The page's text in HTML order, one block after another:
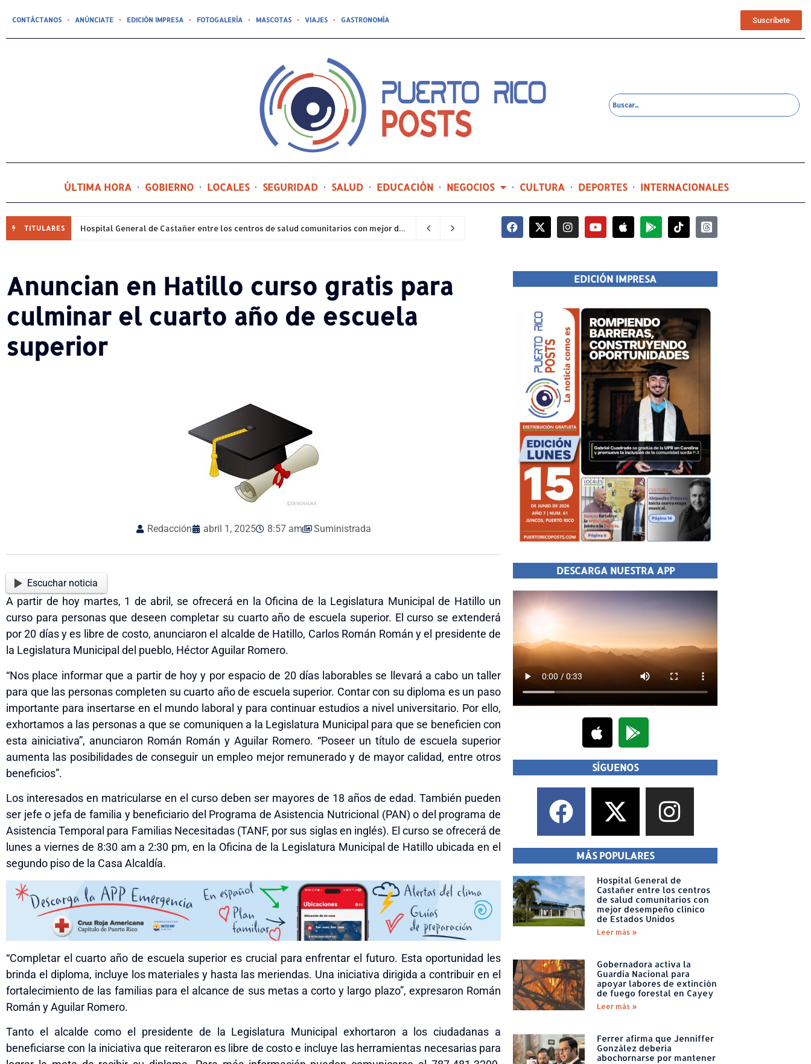
CONTÁCTANOS ANÚNCIATE EDICIÓN IMPRESA FOTOGALERÍA MASCOTAS VIAJES GASTRONOMÍA Suscríbete
ÚLTIMA HORA GOBIERNO LOCALES SEGURIDAD SALUD EDUCACIÓN NEGOCIOS CULTURA DEPORTES INTERNACIONALES
TITULARES Hospital General de Castañer entre los centros de salud comunitarios con mejor desempeño clínico de Estados Unidos 2 días ago
Anuncian en Hatillo curso gratis para
culminar el cuarto año de escuela
superior
Redacción abril 1, 2025 8:57 am Suministrada
Escuchar noticia
A partir de hoy martes, 1 de abril, se ofrecerá en la Oficina de la Legislatura Municipal de Hatillo un
curso para personas que deseen completar su cuarto año de escuela superior. El curso se extenderá
por 20 días y es libre de costo, anunciaron el alcalde de Hatillo, Carlos Román Román y el presidente de
la Legislatura Municipal del pueblo, Héctor Aguilar Romero.
“Nos place informar que a partir de hoy y por espacio de 20 días laborables se llevará a cabo un taller
para que las personas completen su cuarto año de escuela superior. Contar con su diploma es un paso
importante para insertarse en el mundo laboral y para continuar estudios a nivel universitario. Por ello,
exhortamos a las personas a que se comuniquen a la Legislatura Municipal para que se beneficien con
esta ainiciativa”, anunciaron Román Román y Aguilar Romero. “Poseer un título de escuela superior
aumenta las posibilidades de conseguir un empleo mejor remunerado y de mayor calidad, entre otros
beneficios”.
Los interesados en matricularse en el curso deben ser mayores de 18 años de edad. También pueden
ser jefe o jefa de familia y beneficiario del Programa de Asistencia Nutricional (PAN) o del programa de
Asistencia Temporal para Familias Necesitadas (TANF, por sus siglas en inglés). El curso se ofrecerá de
lunes a viernes de 8:30 am a 2:30 pm, en la Oficina de la Legislatura Municipal de Hatillo ubicada en el
segundo piso de la Casa Alcaldía.
“Completar el cuarto año de escuela superior es crucial para enfrentar el futuro. Esta oportunidad les
brinda el diploma, incluye los materiales y hasta las meriendas. Una iniciativa dirigida a contribuir en el
fortalecimiento de las familias para el alcance de sus metas a corto y largo plazo”, expresaron Román
Román y Aguilar Romero.
Tanto el alcalde como el presidente de la Legislatura Municipal exhortaron a los ciudadanas a
beneficiarse con la iniciativa que reiteraron es libre de costo e incluye las herramientas necesarias para
EDICIÓN IMPRESA
DESCARGA NUESTRA APP
SÍGUENOS
MÁS POPULARES
Hospital General de
Castañer entre los centros
de salud comunitarios con
mejor desempeño clínico
de Estados Unidos
Leer más »
Gobernadora activa la
Guardia Nacional para
apoyar labores de extinción
de fuego forestal en Cayey
Leer más »
Ferrer afirma que Jenniffer
González debería
abochornarse por mantener